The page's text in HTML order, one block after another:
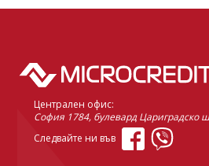
Централен офис:
София 1784, булевард Цариградско
Следвайте ни във